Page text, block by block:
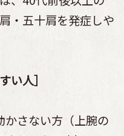
・五十肩を発症しや
い人］
かさない方（上腕の